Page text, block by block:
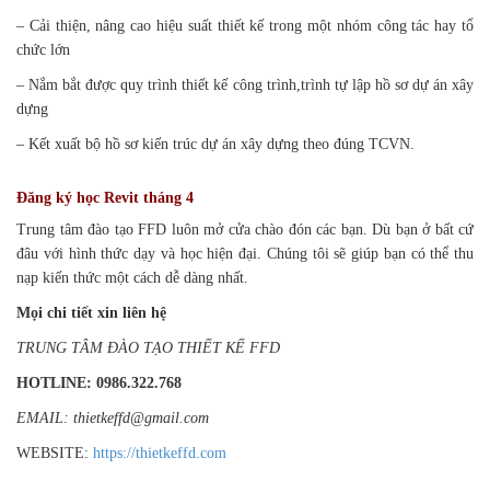
– Cải thiện, nâng cao hiệu suất thiết kế trong một nhóm công tác hay tổ
chức lớn
– Nắm bắt được quy trình thiết kế công trình,trình tự lập hồ sơ dự án xây
dựng
– Kết xuất bộ hồ sơ kiến trúc dự án xây dựng theo đúng TCVN.
Đăng ký học Revit tháng 4
Trung tâm đào tạo FFD luôn mở cửa chào đón các bạn. Dù bạn ở bất cứ
đâu với hình thức dạy và học hiện đại. Chúng tôi sẽ giúp bạn có thể thu
nạp kiến thức một cách dễ dàng nhất.
Mọi chi tiết xin liên hệ
TRUNG TÂM ĐÀO TẠO THIẾT KẾ FFD
HOTLINE: 0986.322.768
EMAIL: thietkeffd@gmail.com
WEBSITE: https://thietkeffd.com